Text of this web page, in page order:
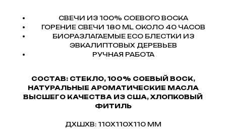
СВЕЧИ ИЗ 100% СОЕВОГО ВОСКА
ГОРЕНИЕ СВЕЧИ 180 ML ОКОЛО 40 ЧАСОВ
БИОРАЗЛАГАЕМЫЕ ECO БЛЕСТКИ ИЗ
ЭВКАЛИПТОВЫХ ДЕРЕВЬЕВ
РУЧНАЯ РАБОТА
СОСТАВ: СТЕКЛО, 100% СОЕВЫЙ ВОСК,
НАТУРАЛЬНЫЕ АРОМАТИЧЕСКИЕ МАСЛА
ВЫСШЕГО КАЧЕСТВА ИЗ США, ХЛОПКОВЫЙ
ФИТИЛЬ
ДXШXВ: 110X110X110 ММ